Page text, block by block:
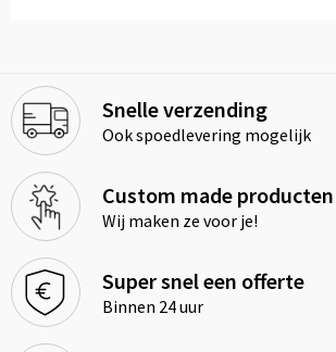
Snelle verzending
Ook spoedlevering mogelijk
Custom made producten
Wij maken ze voor je!
Super snel een offerte
Binnen 24 uur